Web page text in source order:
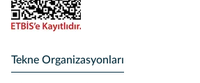
Tekne Organizasyonları